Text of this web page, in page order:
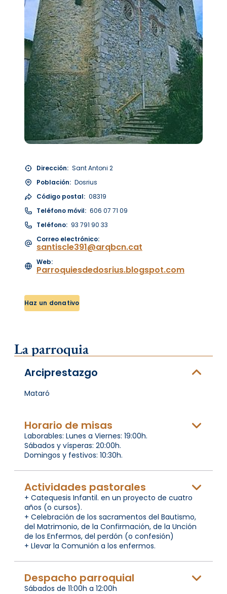
Dirección: Sant Antoni 2
Población: Dosrius
Código postal: 08319
Teléfono móvil: 606 07 71 09
Teléfono: 93 791 90 33
Correo electrónico:
santiscle391@arqbcn.cat
Web:
Parroquiesdedosrius.blogspot.com
Haz un donativo
La parroquia
Arciprestazgo
Mataró
Horario de misas
Laborables: Lunes a Viernes: 19:00h.
Sábados y vísperas: 20:00h.
Domingos y festivos: 10:30h.
Actividades pastorales
+ Catequesis Infantil. en un proyecto de cuatro
años (o cursos).
+ Celebración de los sacramentos del Bautismo,
del Matrimonio, de la Confirmación, de la Unción
de los Enfermos, del perdón (o confesión)
+ Llevar la Comunión a los enfermos.
Despacho parroquial
Sábados de 11:00h a 12:00h